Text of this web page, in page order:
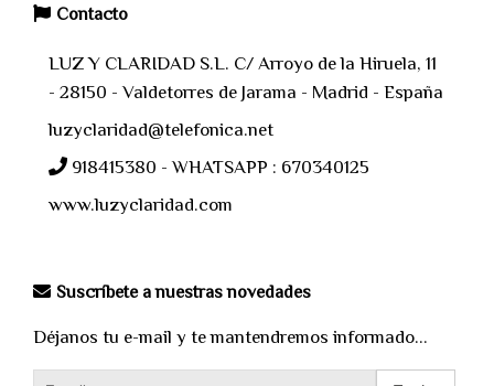
Contacto
LUZ Y CLARIDAD S.L. C/ Arroyo de la Hiruela, 11
- 28150 - Valdetorres de Jarama - Madrid - España
luzyclaridad@telefonica.net
918415380 - WHATSAPP : 670340125
www.luzyclaridad.com
Suscríbete a nuestras novedades
Déjanos tu e-mail y te mantendremos informado...